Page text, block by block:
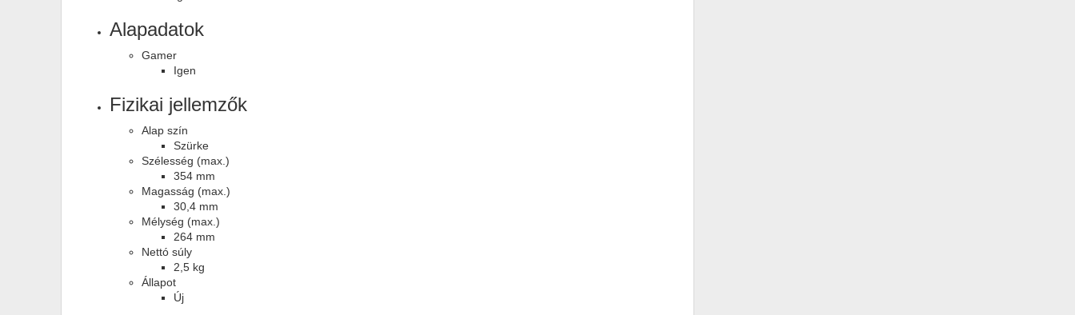
Alapadatok
Gamer
Igen
Fizikai jellemzők
Alap szín
Szürke
Szélesség (max.)
354 mm
Magasság (max.)
30,4 mm
Mélység (max.)
264 mm
Nettó súly
2,5 kg
Állapot
Új